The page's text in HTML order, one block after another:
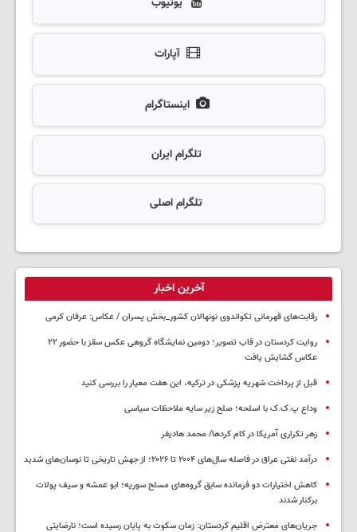
آپارات
اینستاگرام
تلگرام ایران
تلگرام اصلی
آخرین اخبار
رقابت‌های قهرمانی تکواندوی نونهالان کشور_بخش پسران / عکاس: عرفان کرمی
روایت کردستان در قاب تصویر؛ دومین نمایشگاه گروهی عکس سقز با حضور ۲۲
عکاس گشایش یافت
قبل از پرداخت شهریه پزشکی در ترکیه، این هفت معیار را بررسی کنید
وداع پ.ک.ک با اسلحه؛ صلح زیر سایه ملاحظات سیاسی
زهر تکراری آمریکا در کام کردها/ محمد هادیفر
درآمد نفتی عراق در فاصله سال‌های ۲۰۰۴ تا ۲۰۲۶؛ از جهش تاریخی تا نوسان‌های شدید
کاهش اختیارات دو فرمانده سابق گروه‌های مسلح سوریه؛ ابو عمشه و سیف پولات
برکنار شدند
جریان‌های معترض اقلیم کردستان: زمان سکوت به پایان رسیده است؛ نارضایتی